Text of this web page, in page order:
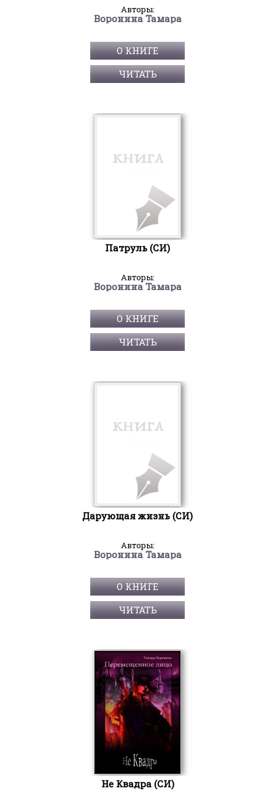
Авторы:
Воронина Тамара
О КНИГЕ
ЧИТАТЬ
Патруль (СИ)
Авторы:
Воронина Тамара
О КНИГЕ
ЧИТАТЬ
Дарующая жизнь (СИ)
Авторы:
Воронина Тамара
О КНИГЕ
ЧИТАТЬ
Не Квадра (СИ)